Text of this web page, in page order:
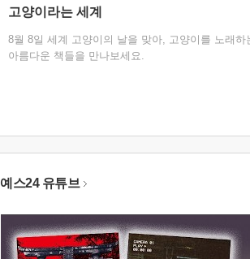
고양이라는 세계
8월 8일 세계 고양이의 날을 맞아, 고양이를 노래하
아름다운 책들을 만나보세요.
예스24 유튜브